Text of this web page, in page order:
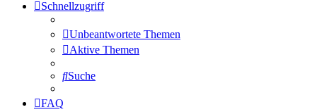
Schnellzugriff
Unbeantwortete Themen
Aktive Themen
Suche
FAQ